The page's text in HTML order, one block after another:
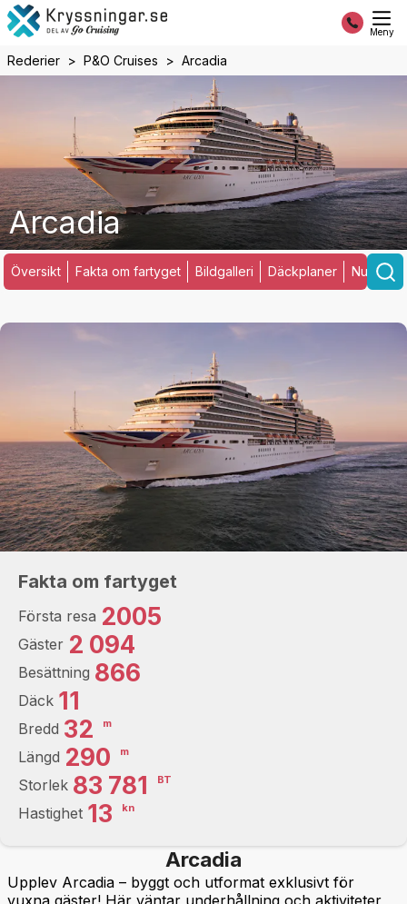
Meny
Rederier P&O Cruises Arcadia
Arcadia
Översikt Fakta om fartyget Bildgalleri Däckplaner
Fakta om fartyget
Första resa 2005
Gäster 2 094
Besättning 866
Däck 11
Bredd 32 m
Längd 290 m
Storlek 83 781 BT
Hastighet 13 kn
Arcadia
Upplev Arcadia – byggt och utformat exklusivt för
vuxna gäster! Här väntar underhållning och aktiviteter